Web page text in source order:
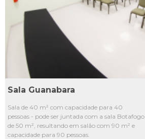
L4
L5
Sala Guanabara
Sala de 40 m² com capacidade para 40
pessoas - pode ser juntada com a sala Botafogo
de 50 m², resultando em salão com 90 m² e
capacidade para 90 pessoas.